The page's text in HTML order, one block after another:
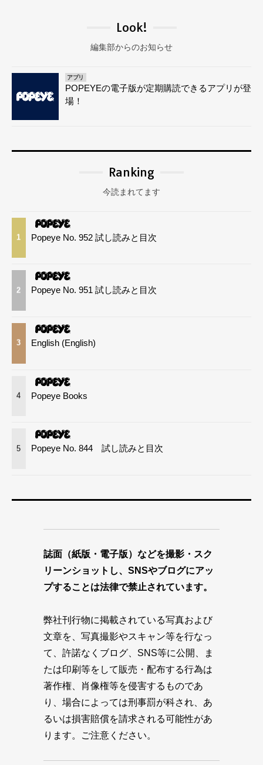
Look!
編集部からのお知らせ
アプリ
POPEYEの電子版が定期購読できるアプリが登
場！
Ranking
今読まれてます
1 Popeye No. 952 試し読みと目次
2 Popeye No. 951 試し読みと目次
3 English (English)
4 Popeye Books
5 Popeye No. 844 試し読みと目次
誌面（紙版・電子版）などを撮影・スク
リーンショットし、SNSやブログにアッ
プすることは法律で禁止されています。
弊社刊行物に掲載されている写真および
文章を、写真撮影やスキャン等を行なっ
て、許諾なくブログ、SNS等に公開、ま
たは印刷等をして販売・配布する行為は
著作権、肖像権等を侵害するものであ
り、場合によっては刑事罰が科され、あ
るいは損害賠償を請求される可能性があ
ります。ご注意ください。